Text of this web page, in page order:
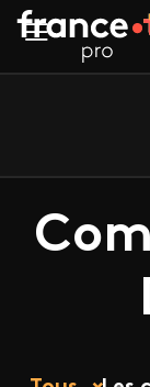
Aller au contenu